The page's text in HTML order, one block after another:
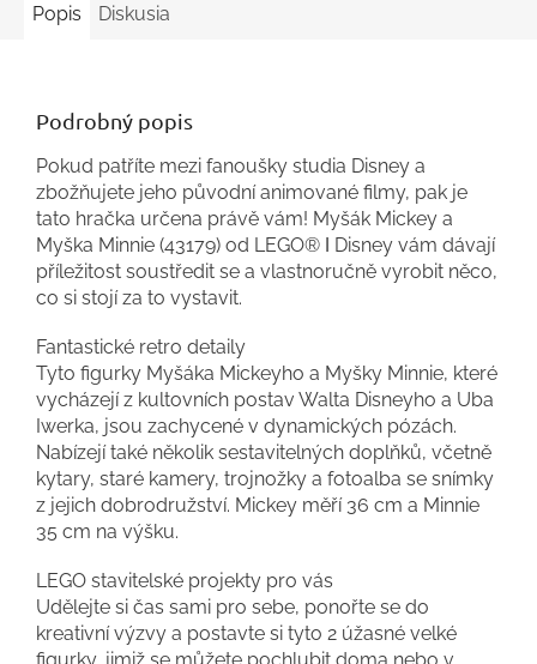
Popis Diskusia
Podrobný popis
Pokud patříte mezi fanoušky studia Disney a
zbožňujete jeho původní animované filmy, pak je
tato hračka určena právě vám! Myšák Mickey a
Myška Minnie (43179) od LEGO® ǀ Disney vám dávají
příležitost soustředit se a vlastnoručně vyrobit něco,
co si stojí za to vystavit.
Fantastické retro detaily
Tyto figurky Myšáka Mickeyho a Myšky Minnie, které
vycházejí z kultovních postav Walta Disneyho a Uba
Iwerka, jsou zachycené v dynamických pózách.
Nabízejí také několik sestavitelných doplňků, včetně
kytary, staré kamery, trojnožky a fotoalba se snímky
z jejich dobrodružství. Mickey měří 36 cm a Minnie
35 cm na výšku.
LEGO stavitelské projekty pro vás
Udělejte si čas sami pro sebe, ponořte se do
kreativní výzvy a postavte si tyto 2 úžasné velké